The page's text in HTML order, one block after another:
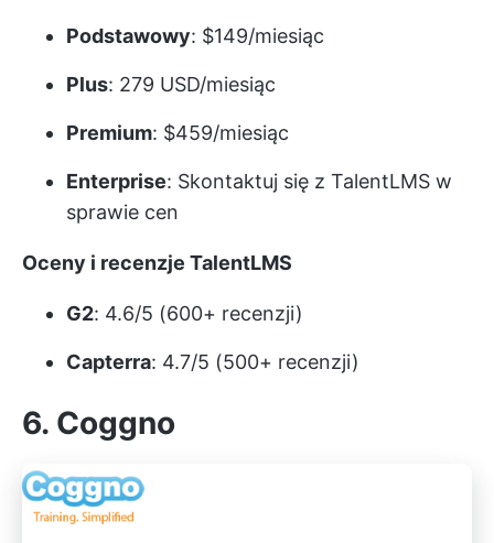
Podstawowy: $149/miesiąc
Plus: 279 USD/miesiąc
Premium: $459/miesiąc
Enterprise: Skontaktuj się z TalentLMS w
sprawie cen
Oceny i recenzje TalentLMS
G2: 4.6/5 (600+ recenzji)
Capterra: 4.7/5 (500+ recenzji)
6. Coggno